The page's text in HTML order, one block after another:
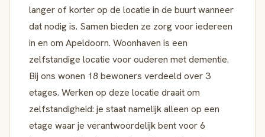
langer of korter op de locatie in de buurt wanneer
dat nodig is. Samen bieden ze zorg voor iedereen
in en om Apeldoorn. Woonhaven is een
zelfstandige locatie voor ouderen met dementie.
Bij ons wonen 18 bewoners verdeeld over 3
etages. Werken op deze locatie draait om
zelfstandigheid: je staat namelijk alleen op een
etage waar je verantwoordelijk bent voor 6